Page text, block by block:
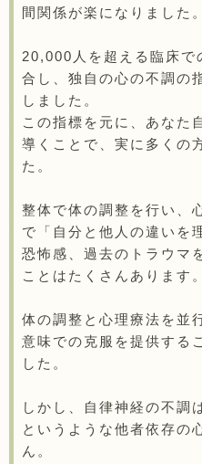
間関係が楽になりました。
20,000人を超える臨床で
合し、独自の心の不調の
しました。
この指標を元に、あなた
導くことで、実に多くの
た。
整体で体の調整を行い、
で「自分と他人の違いを
恐怖感、過去のトラウマ
ことはたくさんあります。
体の調整と心理療法を並
意味での克服を提供する
した。
しかし、自律神経の不調
というような他者依存の
ん。